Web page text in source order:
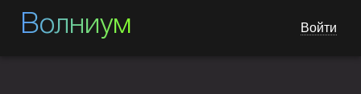
Волниум Войти